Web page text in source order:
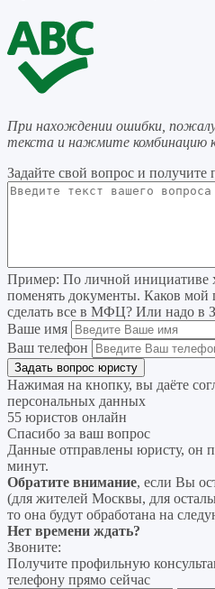
При нахождении ошибки,
текста и нажмите комбинацию
Задайте свой вопрос и получите
Пример: По личной
поменять документы. Каков мой
сделать все в МФЦ? Или надо в
Ваше имя
Ваш телефон
Нажимая на кнопку, вы даёте
персональных данных
55 юристов онлайн
Спасибо за ваш вопрос
Данные отправлены юристу, он
минут.
Обратите внимание, если Вы
(для жителей Москвы, для
то она будут обработана на
Нет времени ждать?
Звоните:
Получите профильную
телефону прямо сейчас